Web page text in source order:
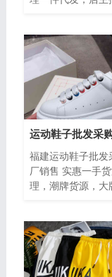
场前景好...
福建运动鞋子批发
厂销售 实惠一手
理，潮牌货源，大
发，不需囤...